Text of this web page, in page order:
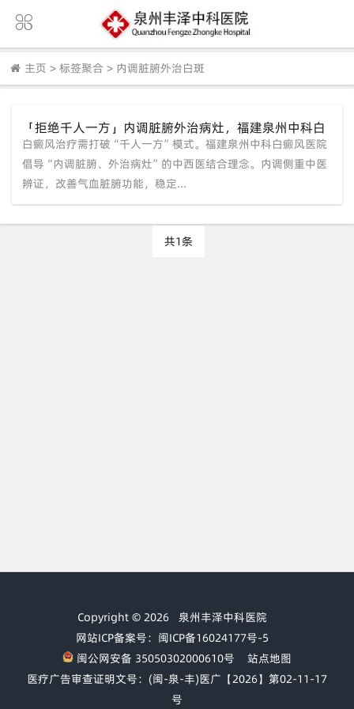
主页 > 标签聚合 > 内调脏腑外治白斑
「拒绝千人一方」内调脏腑外治病灶，福建泉州中科白
癜风医院中西医结合重塑免疫防线
白癜风治疗需打破“千人一方”模式。福建泉州中科白癜风医院
倡导“内调脏腑、外治病灶”的中西医结合理念。内调侧重中医
辨证，改善气血脏腑功能，稳定...
共1条
Copyright © 2026 泉州丰泽中科医院
网站ICP备案号：闽ICP备16024177号-5
闽公网安备 35050302000610号
站点地图
医疗广告审查证明文号：(闽-泉-丰)医广【2026】第02-11-17
号